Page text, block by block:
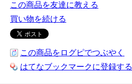
この商品を友達に教える
買い物を続ける
この商品をログピでつぶやく
はてなブックマークに登録する